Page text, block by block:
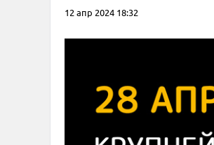
12 апр 2024 18:32